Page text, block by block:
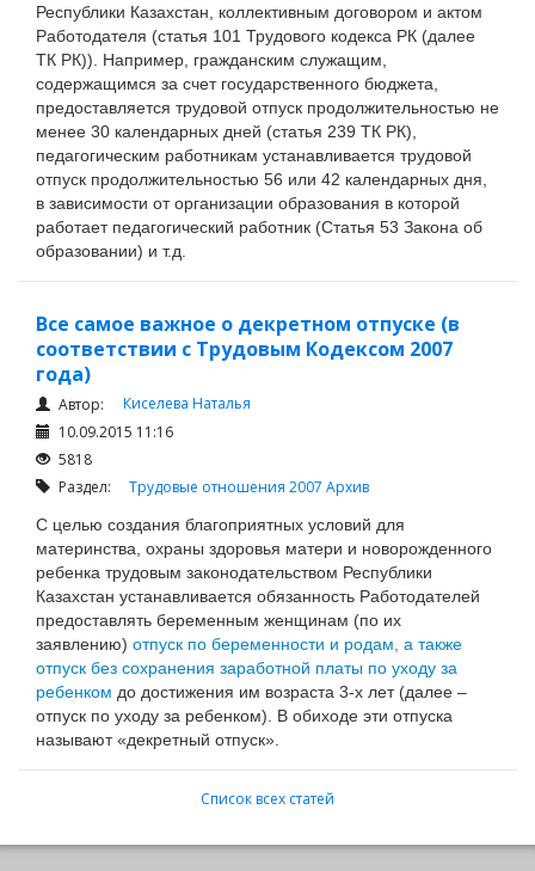
Республики Казахстан, коллективным договором и актом
Работодателя (статья 101 Трудового кодекса РК (далее
ТК РК)). Например, гражданским служащим,
содержащимся за счет государственного бюджета,
предоставляется трудовой отпуск продолжительностью не
менее 30 календарных дней (статья 239 ТК РК),
педагогическим работникам устанавливается трудовой
отпуск продолжительностью 56 или 42 календарных дня,
в зависимости от организации образования в которой
работает педагогический работник (Статья 53 Закона об
образовании) и т.д.
Все самое важное о декретном отпуске (в
соответствии с Трудовым Кодексом 2007
года)
Автор:
Киселева Наталья
10.09.2015 11:16
5818
Раздел: Трудовые отношения 2007 Архив
С целью создания благоприятных условий для
материнства, охраны здоровья матери и новорожденного
ребенка трудовым законодательством Республики
Казахстан устанавливается обязанность Работодателей
предоставлять беременным женщинам (по их
заявлению) отпуск по беременности и родам, а также
отпуск без сохранения заработной платы по уходу за
ребенком до достижения им возраста 3-х лет (далее –
отпуск по уходу за ребенком). В обиходе эти отпуска
называют «декретный отпуск».
Список всех статей